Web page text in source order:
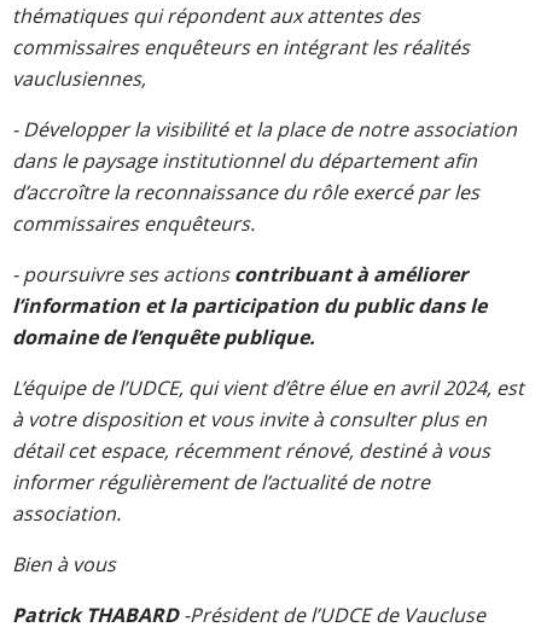
thématiques qui répondent aux attentes des
commissaires enquêteurs en intégrant les réalités
vauclusiennes,
- Développer la visibilité et la place de notre association
dans le paysage institutionnel du département afin
d’accroître la reconnaissance du rôle exercé par les
commissaires enquêteurs.
- poursuivre ses actionscontribuant à améliorer
l’information et la participation du public dans le
domaine de l’enquête publique.
L’équipe de l’UDCE, qui vient d’être élue en avril 2024, est
à votre disposition et vous invite à consulter plus en
détail cet espace, récemment rénové, destiné à vous
informer régulièrement de l’actualité de notre
association.
Bien à vous
Patrick THABARD-Président de l’UDCE de Vaucluse